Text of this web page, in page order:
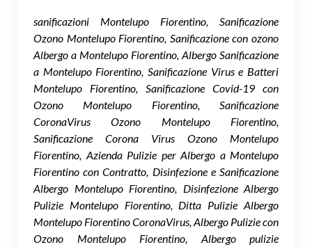
sanificazioni Montelupo Fiorentino, Sanificazione
Ozono Montelupo Fiorentino, Sanificazione con ozono
Albergo a Montelupo Fiorentino, Albergo Sanificazione
a Montelupo Fiorentino, Sanificazione Virus e Batteri
Montelupo Fiorentino, Sanificazione Covid-19 con
Ozono Montelupo Fiorentino, Sanificazione
CoronaVirus Ozono Montelupo Fiorentino,
Sanificazione Corona Virus Ozono Montelupo
Fiorentino, Azienda Pulizie per Albergo a Montelupo
Fiorentino con Contratto, Disinfezione e Sanificazione
Albergo Montelupo Fiorentino, Disinfezione Albergo
Pulizie Montelupo Fiorentino, Ditta Pulizie Albergo
Montelupo Fiorentino CoronaVirus, Albergo Pulizie con
Ozono Montelupo Fiorentino, Albergo pulizie